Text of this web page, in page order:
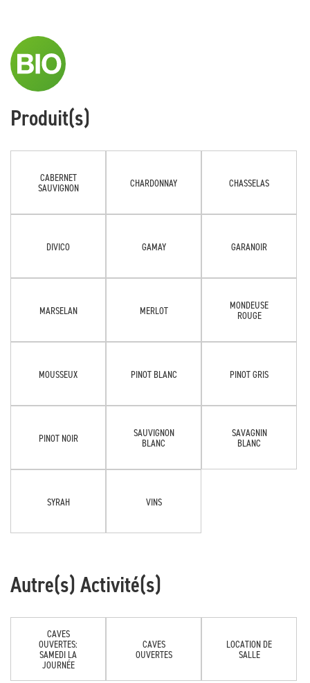
Produit(s)
CABERNET
SAUVIGNON
CHARDONNAY CHASSELAS
DIVICO GAMAY GARANOIR
MARSELAN MERLOT
MONDEUSE
ROUGE
MOUSSEUX PINOT BLANC PINOT GRIS
PINOT NOIR
SAUVIGNON
BLANC
SAVAGNIN
BLANC
SYRAH VINS
Autre(s) Activité(s)
CAVES
OUVERTES:
SAMEDI LA
JOURNÉE
CAVES
OUVERTES
LOCATION DE
SALLE